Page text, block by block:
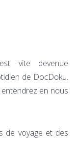
vite devenue
de DocDoku.
en nous
de voyage et des